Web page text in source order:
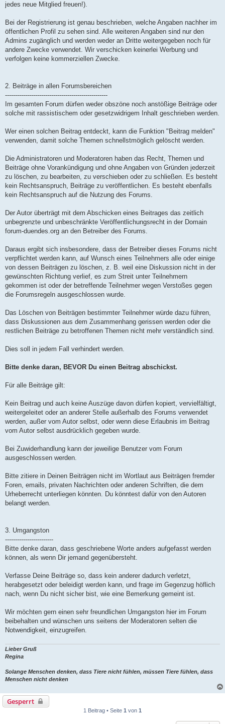
jedes neue Mitglied freuen!).
Bei der Registrierung ist genau beschrieben, welche Angaben nachher im
öffentlichen Profil zu sehen sind. Alle weiteren Angaben sind nur den
Admins zugänglich und werden weder an Dritte weitergegeben noch für
andere Zwecke verwendet. Wir verschicken keinerlei Werbung und
verfolgen keine kommerziellen Zwecke.
2. Beiträge in allen Forumsbereichen
---------------------------------------------------
Im gesamten Forum dürfen weder obszöne noch anstößige Beiträge oder
solche mit rassistischem oder gesetzwidrigem Inhalt geschrieben werden.
Wer einen solchen Beitrag entdeckt, kann die Funktion "Beitrag melden"
verwenden, damit solche Themen schnellstmöglich gelöscht werden.
Die Administratoren und Moderatoren haben das Recht, Themen und
Beiträge ohne Vorankündigung und ohne Angaben von Gründen jederzeit
zu löschen, zu bearbeiten, zu verschieben oder zu schließen. Es besteht
kein Rechtsanspruch, Beiträge zu veröffentlichen. Es besteht ebenfalls
kein Rechtsanspruch auf die Nutzung des Forums.
Der Autor überträgt mit dem Abschicken eines Beitrages das zeitlich
unbegrenzte und unbeschränkte Veröffentlichungsrecht in der Domain
forum-duendes.org an den Betreiber des Forums.
Daraus ergibt sich insbesondere, dass der Betreiber dieses Forums nicht
verpflichtet werden kann, auf Wunsch eines Teilnehmers alle oder einige
von dessen Beiträgen zu löschen, z. B. weil eine Diskussion nicht in der
gewünschten Richtung verlief, es zum Streit unter Teilnehmern
gekommen ist oder der betreffende Teilnehmer wegen Verstoßes gegen
die Forumsregeln ausgeschlossen wurde.
Das Löschen von Beiträgen bestimmter Teilnehmer würde dazu führen,
dass Diskussionen aus dem Zusammenhang gerissen werden oder die
restlichen Beiträge zu betroffenen Themen nicht mehr verständlich sind.
Dies soll in jedem Fall verhindert werden.
Bitte denke daran, BEVOR Du einen Beitrag abschickst.
Für alle Beiträge gilt:
Kein Beitrag und auch keine Auszüge davon dürfen kopiert, vervielfältigt,
weitergeleitet oder an anderer Stelle außerhalb des Forums verwendet
werden, außer vom Autor selbst, oder wenn diese Erlaubnis im Beitrag
vom Autor selbst ausdrücklich gegeben wurde.
Bei Zuwiderhandlung kann der jeweilige Benutzer vom Forum
ausgeschlossen werden.
Bitte zitiere in Deinen Beiträgen nicht im Wortlaut aus Beiträgen fremder
Foren, emails, privaten Nachrichten oder anderen Schriften, die dem
Urheberrecht unterliegen könnten. Du könntest dafür von den Autoren
belangt werden.
3. Umgangston
------------------------
Bitte denke daran, dass geschriebene Worte anders aufgefasst werden
können, als wenn Dir jemand gegenübersteht.
Verfasse Deine Beiträge so, dass kein anderer dadurch verletzt,
herabgesetzt oder beleidigt werden kann, und frage im Gegenzug höflich
nach, wenn Du nicht sicher bist, wie eine Bemerkung gemeint ist.
Wir möchten gern einen sehr freundlichen Umgangston hier im Forum
beibehalten und wünschen uns seitens der Moderatoren selten die
Notwendigkeit, einzugreifen.
Lieber Gruß
Regina
Solange Menschen denken, dass Tiere nicht fühlen, müssen Tiere fühlen, dass
Menschen nicht denken
Gesperrt
1 Beitrag • Seite 1 von 1